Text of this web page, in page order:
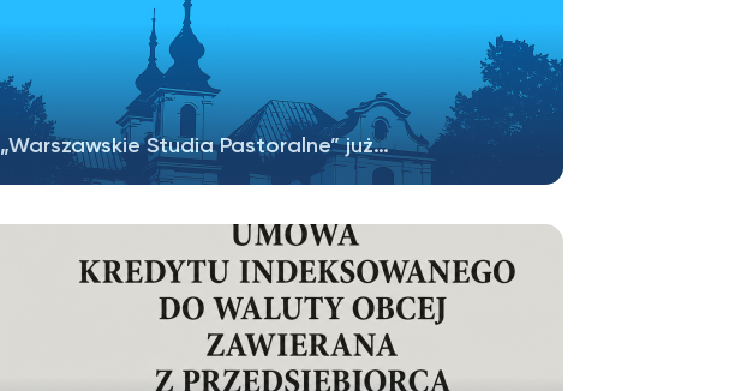
„Warszawskie Studia Pastoralne” już…